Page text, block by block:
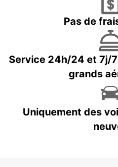
Pas de
Service 24h/24 et 7j/
grands
Uniquement des